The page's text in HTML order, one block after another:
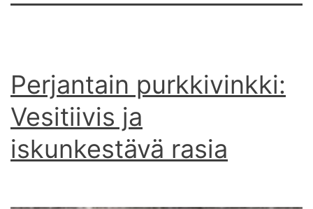
Perjantain purkkivinkki:
Vesitiivis ja
iskunkestävä rasia